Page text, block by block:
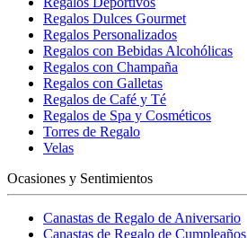
Regalos Dulces Gourmet
Regalos Personalizados
Regalos con Bebidas Alcohólicas
Regalos con Champaña
Regalos con Galletas
Regalos de Café y Té
Regalos de Spa y Cosméticos
Torres de Regalo
Velas
Ocasiones y Sentimientos
Canastas de Regalo de Aniversario
Canastas de Regalo de Cumpleaños